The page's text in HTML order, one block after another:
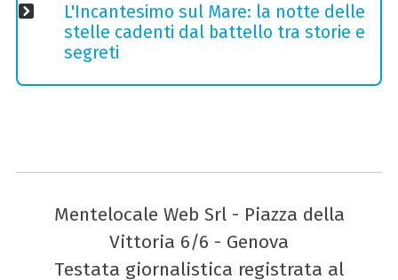
L'Incantesimo sul Mare: la notte delle
stelle cadenti dal battello tra storie e
segreti
Mentelocale Web Srl - Piazza della
Vittoria 6/6 - Genova
Testata giornalistica registrata al